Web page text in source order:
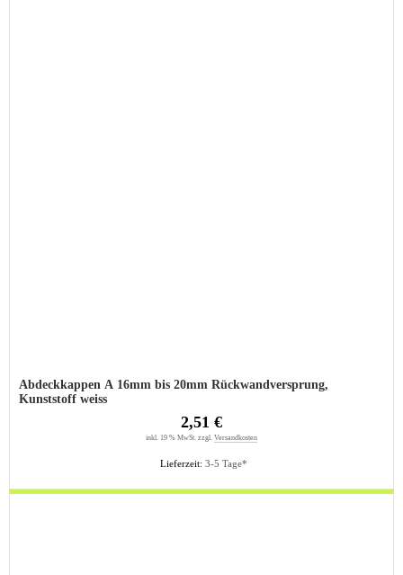
Abdeckkappen A 16mm bis 20mm Rückwandversprung,
Kunststoff weiss
Lieferzeit: 3-5 Tage*
2,51 €
inkl. 19 % MwSt. zzgl. Versandkosten